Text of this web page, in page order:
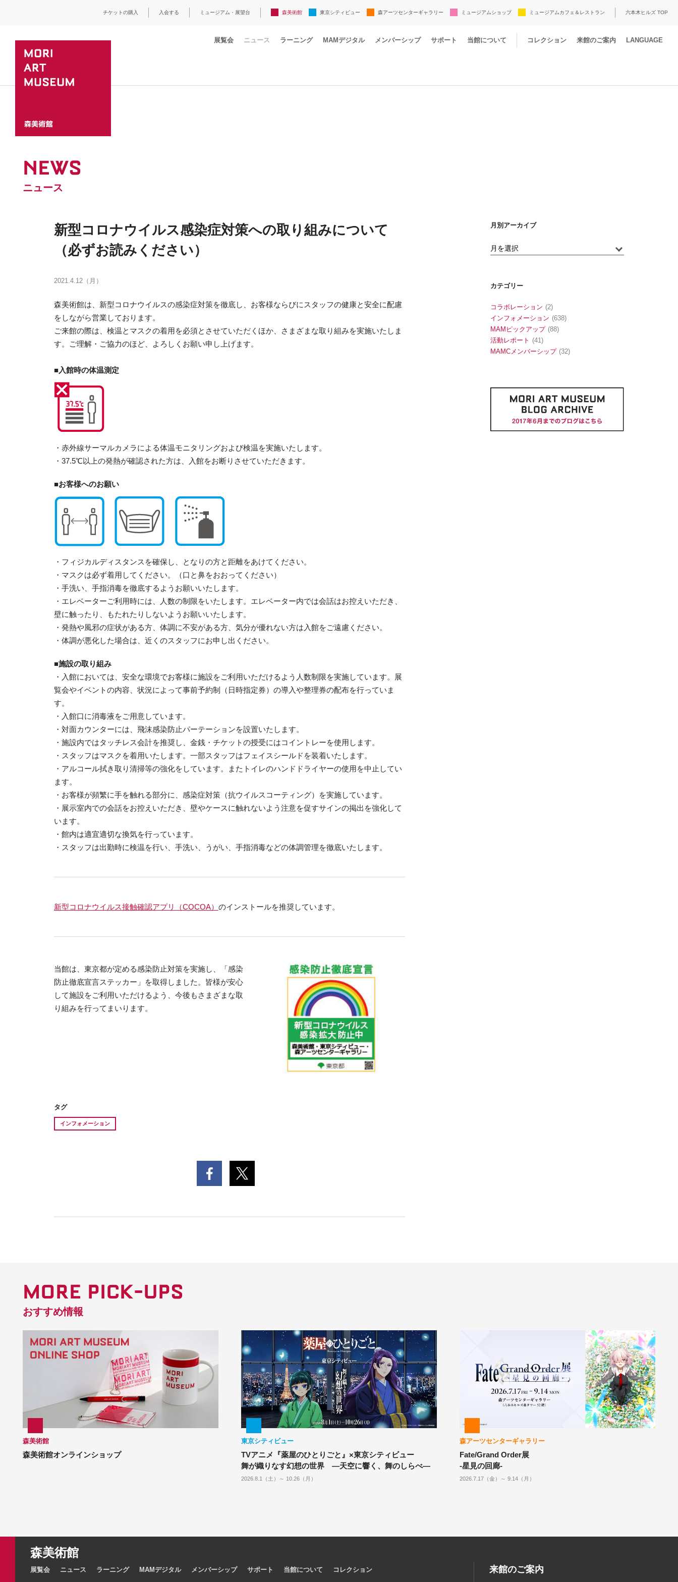
チケットの購入 入会する ミュージアム・展望台 森美術館 東京シティビュー 森アーツセンターギャラリー ミュージアムショップ ミュージアムカフェ＆レストラン 六本木ヒルズ TOP
展覧会 ニュース ラーニング MAMデジタル メンバーシップ サポート 当館について コレクション 来館のご案内 LANGUAGE
NEWS
ニュース
新型コロナウイルス感染症対策への取り組みについて
（必ずお読みください）
2021.4.12（月）
森美術館は、新型コロナウイルスの感染症対策を徹底し、お客様ならびにスタッフの健康と安全に配慮
をしながら営業しております。
ご来館の際は、検温とマスクの着用を必須とさせていただくほか、さまざまな取り組みを実施いたしま
す。ご理解・ご協力のほど、よろしくお願い申し上げます。
■入館時の体温測定
・赤外線サーマルカメラによる体温モニタリングおよび検温を実施いたします。
・37.5℃以上の発熱が確認された方は、入館をお断りさせていただきます。
■お客様へのお願い
・フィジカルディスタンスを確保し、となりの方と距離をあけてください。
・マスクは必ず着用してください。（口と鼻をおおってください）
・手洗い、手指消毒を徹底するようお願いいたします。
・エレベーターご利用時には、人数の制限をいたします。エレベーター内では会話はお控えいただき、
壁に触ったり、もたれたりしないようお願いいたします。
・発熱や風邪の症状がある方、体調に不安がある方、気分が優れない方は入館をご遠慮ください。
・体調が悪化した場合は、近くのスタッフにお申し出ください。
■施設の取り組み
・入館においては、安全な環境でお客様に施設をご利用いただけるよう人数制限を実施しています。展
覧会やイベントの内容、状況によって事前予約制（日時指定券）の導入や整理券の配布を行っていま
す。
・入館口に消毒液をご用意しています。
・対面カウンターには、飛沫感染防止パーテーションを設置いたします。
・施設内ではタッチレス会計を推奨し、金銭・チケットの授受にはコイントレーを使用します。
・スタッフはマスクを着用いたします。一部スタッフはフェイスシールドを装着いたします。
・アルコール拭き取り清掃等の強化をしています。またトイレのハンドドライヤーの使用を中止してい
ます。
・お客様が頻繁に手を触れる部分に、感染症対策（抗ウイルスコーティング）を実施しています。
・展示室内での会話をお控えいただき、壁やケースに触れないよう注意を促すサインの掲出を強化して
います。
・館内は適宜適切な換気を行っています。
・スタッフは出勤時に検温を行い、手洗い、うがい、手指消毒などの体調管理を徹底いたします。
新型コロナウイルス接触確認アプリ（COCOA） のインストールを推奨しています。
当館は、東京都が定める感染防止対策を実施し、「感染
防止徹底宣言ステッカー」を取得しました。皆様が安心
して施設をご利用いただけるよう、今後もさまざまな取
り組みを行ってまいります。
タグ
インフォメーション
月別アーカイブ
カテゴリー
コラボレーション (2)
インフォメーション (638)
MAMピックアップ (88)
活動レポート (41)
MAMCメンバーシップ (32)
MORE PICK-UPS
おすすめ情報
森美術館
森美術館オンラインショップ
東京シティビュー
TVアニメ『薬屋のひとりごと』×東京シティビュー
舞が織りなす幻想の世界 ―天空に響く、舞のしらべ―
2026.8.1（土）～ 10.26（月）
森アーツセンターギャラリー
Fate/Grand Order展
-星見の回廊-
2026.7.17（金）～ 9.14（月）
森美術館
展覧会 ニュース ラーニング MAMデジタル メンバーシップ サポート 当館について コレクション 来館のご案内